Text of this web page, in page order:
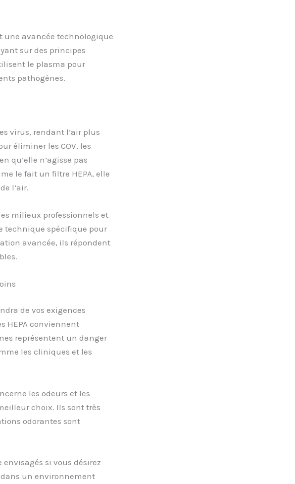
une avancée technologique
sur des principes
le plasma pour
pathogènes.
virus, rendant l’air plus
éliminer les COV, les
qu’elle n’agisse pas
le fait un filtre HEPA, elle
l’air.
milieux professionnels et
technique spécifique pour
avancée, ils répondent
de vos exigences
HEPA conviennent
représentent un danger
les cliniques et les
les odeurs et les
choix. Ils sont très
odorantes sont
si vous désirez
un environnement